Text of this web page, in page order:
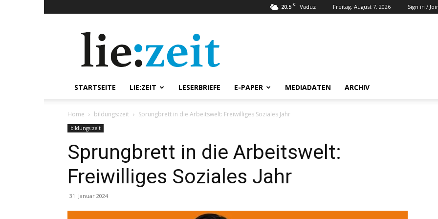
20.5 C Vaduz Freitag, August 7, 2026 Sign in /
STARTSEITE LIE:ZEIT LESERBRIEFE E-PAPER MEDIADATEN ARCHIV
Home bildungs:zeit Sprungbrett in die Arbeitswelt: Freiwilliges Soziales Jahr
bildungs:zeit
Sprungbrett in die Arbeitswelt:
Freiwilliges Soziales Jahr
31. Januar 2024